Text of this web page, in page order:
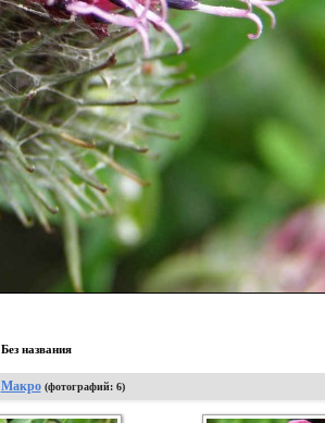
Без названия
Макро (фотографий: 6)